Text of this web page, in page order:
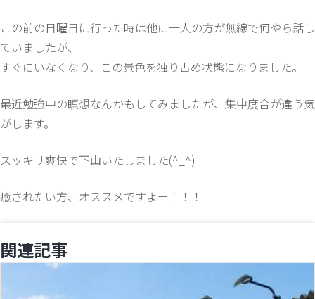
この前の日曜日に行った時は他に一人の方が無線で何やら話し
ていましたが、
すぐにいなくなり、この景色を独り占め状態になりました。
最近勉強中の瞑想なんかもしてみましたが、集中度合が違う気
がします。
スッキリ爽快で下山いたしました(^_^)
癒されたい方、オススメですよー！！！
関連記事